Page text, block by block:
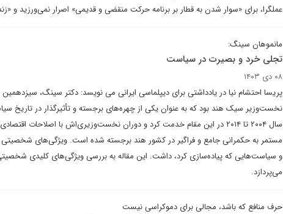
عملگرا، برای «سوار شدن به قطار بر برنامه حرکت منقضی و قدیمی» اصرار نمی‌ورزید و
مانموهان سینگ:
تجلی خرد و بصیرت در سیاست
۰۸ دی ۱۴۰۳
پریسا احتشام نیا در یادداشتی برای دیپلماسی ایرانی می نویسد: دکتر سینگ،
نخست‌وزیر سیک هند بود که به عنوان یکی از چهره‌های برجسته و تأثیرگذار در تاریخ
سال ۲۰۰۴ تا ۲۰۱۴ در این مقام خدمت کرد و دوران نخست‌وزیری‌اش با اصلاحات
مستمر به حکمرانی جامع و فراگیر در کشور هند برجسته شده است. ویژگی‌های
و سیاست‌هایی که پیاده‌سازی کرد، داشت. این مقاله به بررسی ویژگی‌های کلیدی
می‌پردازد.
حرف منافع که باشد، مجالی برای دموکراسی نیست